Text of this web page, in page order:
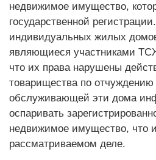
недвижимое имущество,
государственной
индивидуальных жилых
являющиеся участниками
что их права нарушены
товарищества по отчуждению
обслуживающей эти дома
оспаривать
недвижимое имущество, что
рассматриваемом деле.